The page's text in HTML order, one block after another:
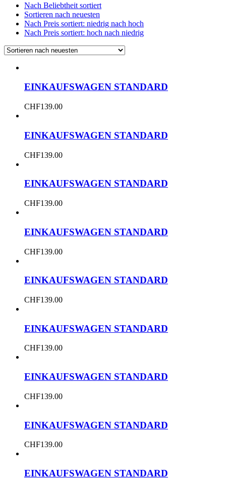
Nach Beliebtheit sortiert
Sortieren nach neuesten
Nach Preis sortiert: niedrig nach hoch
Nach Preis sortiert: hoch nach niedrig
EINKAUFSWAGEN STANDARD
CHF139.00
EINKAUFSWAGEN STANDARD
CHF139.00
EINKAUFSWAGEN STANDARD
CHF139.00
EINKAUFSWAGEN STANDARD
CHF139.00
EINKAUFSWAGEN STANDARD
CHF139.00
EINKAUFSWAGEN STANDARD
CHF139.00
EINKAUFSWAGEN STANDARD
CHF139.00
EINKAUFSWAGEN STANDARD
CHF139.00
EINKAUFSWAGEN STANDARD